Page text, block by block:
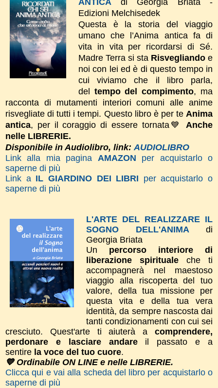
Edizioni Melchisedek
Questa è la storia del viaggio
umano che l’Anima antica fa di
vita in vita per ricordarsi di Sé.
Madre Terra si sta Risvegliandoe
noi con lei ed è di questo tempo in
cui viviamo che il libro parla,
del tempo del compimento, ma
racconta di mutamenti interiori comuni alle anime
risvegliate di tutti i tempi. Questo libro è per te Anima
antica, per il coraggio di essere tornata💙 Anche
nelle LIBRERIE.
Disponibile in Audiolibro, link: AUDIOLIBRO
Link alla mia pagina AMAZON per acquistarlo o
saperne di più
Link a IL GIARDINO DEI LIBRI per acquistarlo o
saperne di più
L'ARTE DEL REALIZZARE IL
SOGNO DELL'ANIMA
di
Georgia Briata
Un percorso interiore di
liberazione spirituale che ti
accompagnerà nel maestoso
viaggio alla riscoperta del tuo
valore, della tua missione per
questa vita e della tua vera
identità, da sempre nascosta dai
tanti condizionamenti con cui sei
cresciuto. Quest'arte ti aiuterà a comprendere,
perdonare e lasciare andareil passato e a
sentire la voce del tuo cuore.
💙 Ordinabile ON LINE e nelle LIBRERIE.
Clicca qui e vai alla scheda del libro per acquistarlo o
saperne di più